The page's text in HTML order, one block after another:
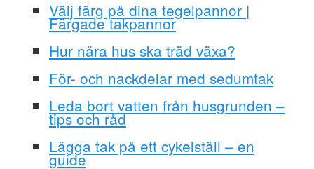
Välj färg på dina tegelpannor |
Färgade takpannor
Hur nära hus ska träd växa?
För- och nackdelar med sedumtak
Leda bort vatten från husgrunden –
tips och råd
Lägga tak på ett cykelställ – en
guide